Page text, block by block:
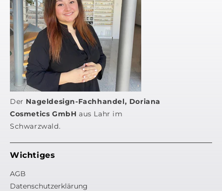
Der Nageldesign-Fachhandel, Doriana
Cosmetics GmbH aus Lahr im
Schwarzwald.
Wichtiges
AGB
Datenschutzerklärung